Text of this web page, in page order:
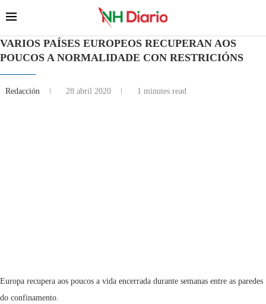
VARIOS PAÍSES EUROPEOS RECUPERAN AOS
POUCOS A NORMALIDADE CON RESTRICIÓNS
Redacción 28 abril 2020 1 minutes read
Europa recupera aos poucos a vida encerrada durante semanas entre as paredes
do confinamento.